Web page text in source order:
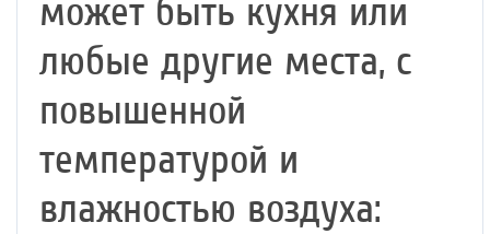
может быть кухня или
любые другие места, с
повышенной
температурой и
влажностью воздуха: